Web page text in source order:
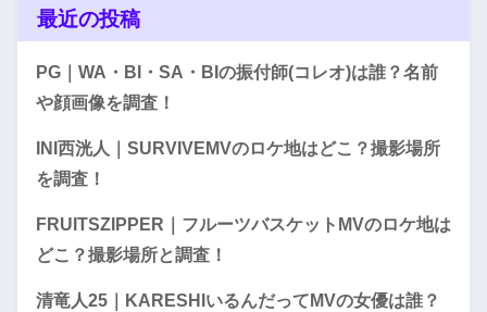
最近の投稿
PG｜WA・BI・SA・BIの振付師(コレオ)は誰？名前
や顔画像を調査！
INI西洸人｜SURVIVEMVのロケ地はどこ？撮影場所
を調査！
FRUITSZIPPER｜フルーツバスケットMVのロケ地は
どこ？撮影場所と調査！
清竜人25｜KARESHIいるんだってMVの女優は誰？